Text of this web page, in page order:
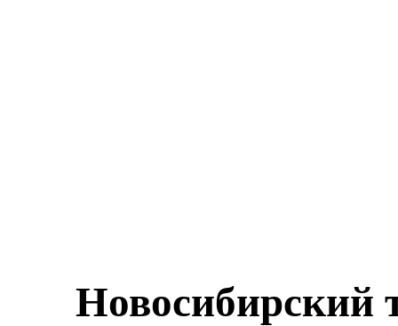
Новосибирский